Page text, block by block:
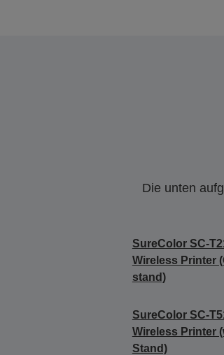
Die unten
SureColor SC-
Wireless Printer
stand)
SureColor SC-
Wireless Printer
Stand)